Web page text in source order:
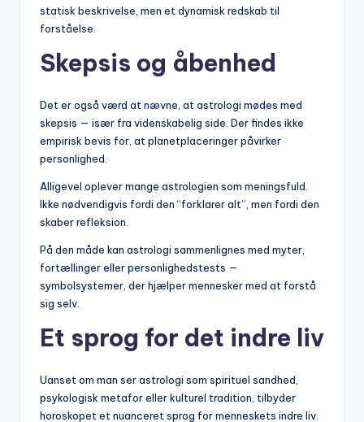
statisk beskrivelse, men et dynamisk redskab til
forståelse.
Skepsis og åbenhed
Det er også værd at nævne, at astrologi mødes med
skepsis — især fra videnskabelig side. Der findes ikke
empirisk bevis for, at planetplaceringer påvirker
personlighed.
Alligevel oplever mange astrologien som meningsfuld.
Ikke nødvendigvis fordi den “forklarer alt”, men fordi den
skaber refleksion.
På den måde kan astrologi sammenlignes med myter,
fortællinger eller personlighedstests —
symbolsystemer, der hjælper mennesker med at forstå
sig selv.
Et sprog for det indre liv
Uanset om man ser astrologi som spirituel sandhed,
psykologisk metafor eller kulturel tradition, tilbyder
horoskopet et nuanceret sprog for menneskets indre liv.